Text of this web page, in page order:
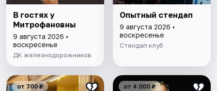
В гостях у
Митрофановны
9 августа 2026 •
воскресенье
ДК железнодорожников
Опытный стендап
9 августа 2026 •
воскресенье
Стендап клуб
от 700 ₽ от 4 000 ₽